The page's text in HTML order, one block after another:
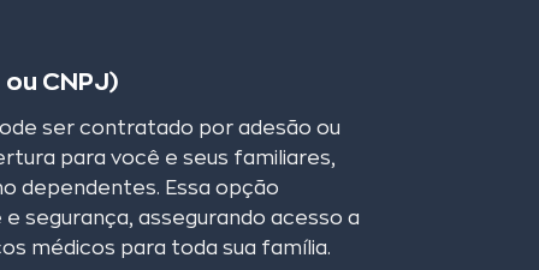
CNPJ)
ser contratado por adesão ou
para você e seus familiares,
dependentes. Essa opção
segurança, assegurando acesso a
médicos para toda sua família.